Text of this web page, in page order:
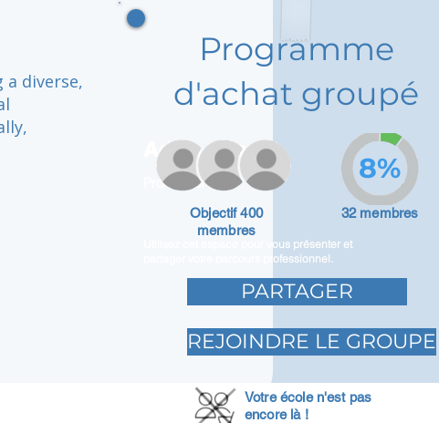
a diverse,
Adam Caar
Promoteur
Utilisez cet espace pour vous présenter et
partager votre parcours professionnel.
Programme
d'achat groupé
Objectif 400
membres
32 membres
8%
PARTAGER
REJOINDRE LE GROUPE
Votre école n'est pas
encore là !